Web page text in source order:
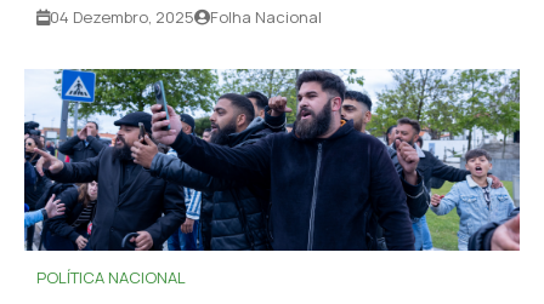
04 Dezembro, 2025 Folha Nacional
POLÍTICA NACIONAL